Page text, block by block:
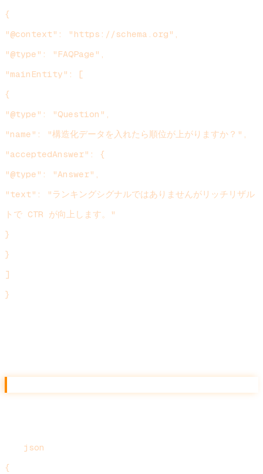
{
"@context": "https://schema.org",
"@type": "FAQPage",
"mainEntity": [
{
"@type": "Question",
"name": "構造化データを入れたら順位が上がりますか？",
"acceptedAnswer": {
"@type": "Answer",
"text": "ランキングシグナルではありませんがリッチリザル
トで CTR が向上します。"
}
}
]
}
json
{